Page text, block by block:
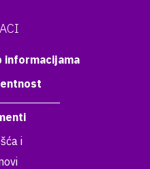
informacijama
i